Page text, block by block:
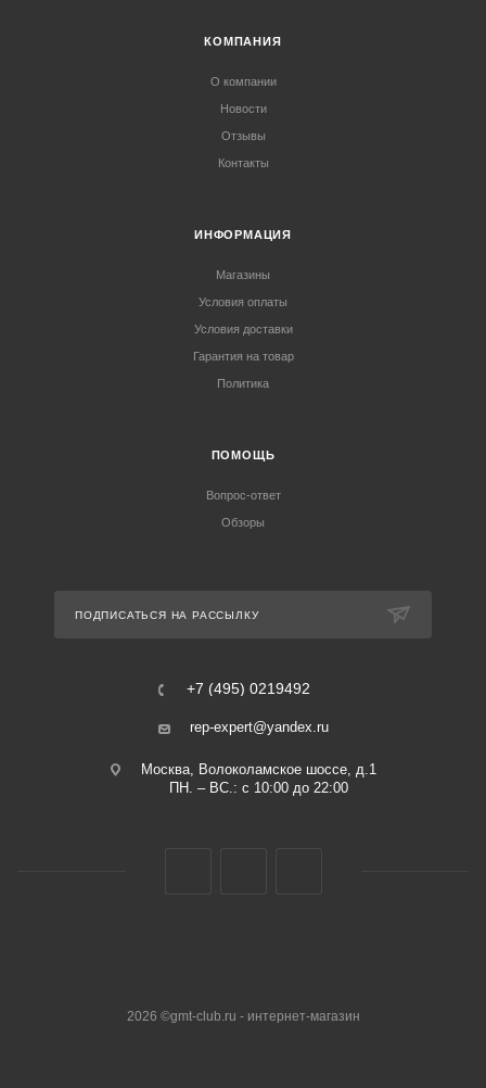
КОМПАНИЯ
О компании
Новости
Отзывы
Контакты
ИНФОРМАЦИЯ
Магазины
Условия оплаты
Условия доставки
Гарантия на товар
Политика
ПОМОЩЬ
Вопрос-ответ
Обзоры
ПОДПИСАТЬСЯ НА РАССЫЛКУ
+7 (495) 0219492
rep-expert@yandex.ru
Москва, Волоколамское шоссе, д.1
ПН. – ВС.: с 10:00 до 22:00
2026 ©gmt-club.ru - интернет-магазин